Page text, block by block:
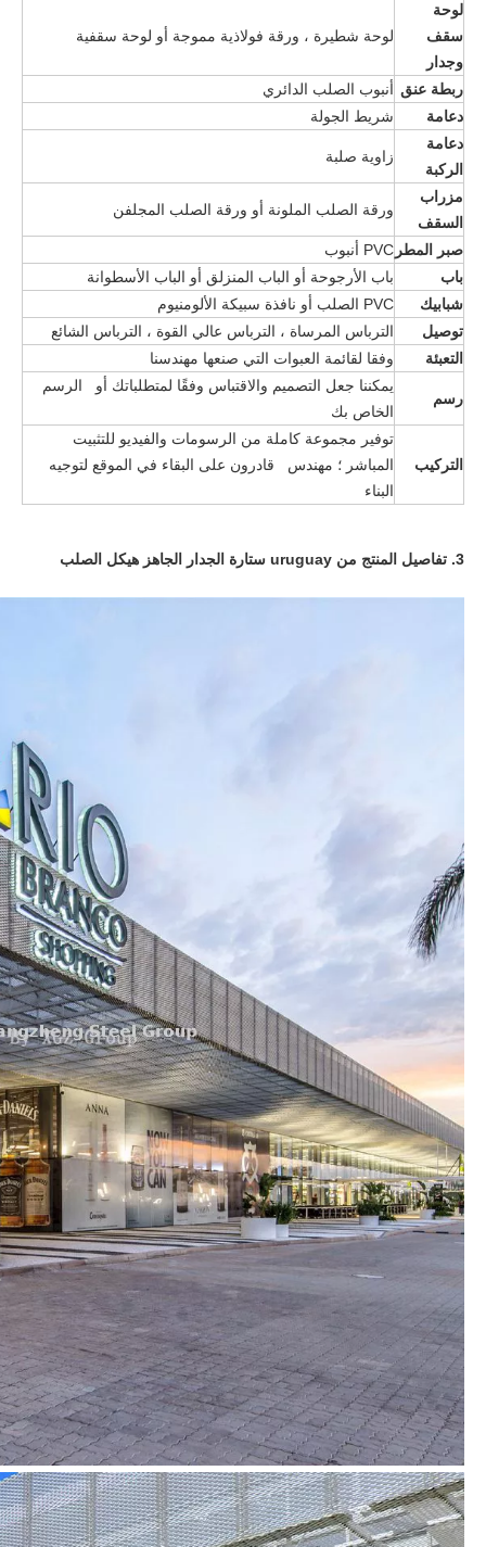
لوحة
سقف
وجدار
لوحة شطيرة ، ورقة فولاذية مموجة أو لوحة سقفية
ربطة عنق أنبوب الصلب الدائري
دعامة
شريط الجولة
دعامة
الركبة
زاوية صلبة
مزراب
السقف
ورقة الصلب الملونة أو ورقة الصلب المجلفن
صبر المطر PVC أنبوب
باب
باب الأرجوحة أو الباب المنزلق أو الباب الأسطوانة
شبابيك
PVC الصلب أو نافذة سبيكة الألومنيوم
توصيل
الترباس المرساة ، الترباس عالي القوة ، الترباس الشائع
التعبئة
وفقا لقائمة العبوات التي صنعها مهندسنا
رسم
يمكننا جعل التصميم والاقتباس وفقًا لمتطلباتك أو الرسم
الخاص بك
التركيب
توفير مجموعة كاملة من الرسومات والفيديو للتثبيت
المباشر ؛ مهندس قادرون على البقاء في الموقع لتوجيه
البناء
3. تفاصيل المنتج من uruguay ستارة الجدار الجاهز هيكل الصلب